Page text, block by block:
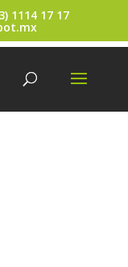
1114 17 17